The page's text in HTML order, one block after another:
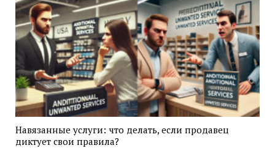
Навязанные услуги: что делать, если продавец
диктует свои правила?